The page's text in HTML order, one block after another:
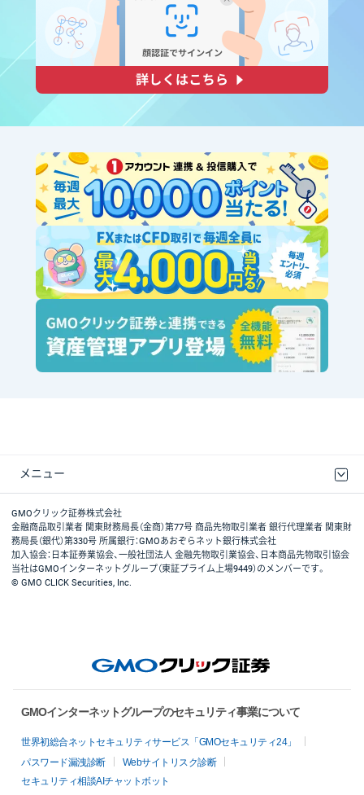
メニュー
取引規程・約款
最良執行方針
ディスクレイマー
リスク説明
GMOクリック証券ホームページ
GMOクリック証券株式会社
金融商品取引業者 関東財務局長（金商）第77号 商品先物取引業者 銀行代理業者 関東財
務局長（銀代）第330号 所属銀行：GMOあおぞらネット銀行株式会社
加入協会：日本証券業協会、一般社団法人 金融先物取引業協会、日本商品先物取引協会
当社はGMOインターネットグループ（東証プライム上場9449）のメンバーです。
© GMO CLICK Securities, Inc.
GMOインターネットグループのセキュリティ事業について
世界初総合ネットセキュリティサービス「GMOセキュリティ24」
パスワード漏洩診断
Webサイトリスク診断
セキュリティ相談AIチャットボット